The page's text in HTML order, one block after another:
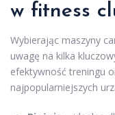
w fitness
Wybierając maszyny
uwagę na kilka
efektywność treningu
najpopularniejszych